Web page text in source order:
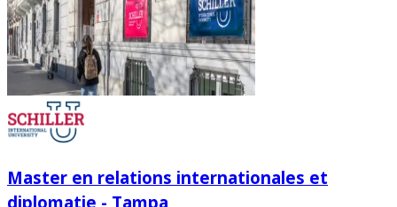
Master en relations internationales et
diplomatie - Tampa